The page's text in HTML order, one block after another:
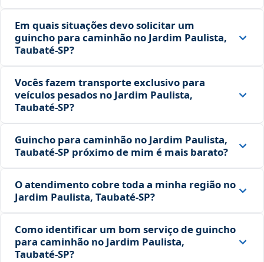
Em quais situações devo solicitar um
guincho para caminhão no Jardim Paulista,
Taubaté‑SP?
Vocês fazem transporte exclusivo para
veículos pesados no Jardim Paulista,
Taubaté‑SP?
Guincho para caminhão no Jardim Paulista,
Taubaté‑SP próximo de mim é mais barato?
O atendimento cobre toda a minha região no
Jardim Paulista, Taubaté‑SP?
Como identificar um bom serviço de guincho
para caminhão no Jardim Paulista,
Taubaté‑SP?